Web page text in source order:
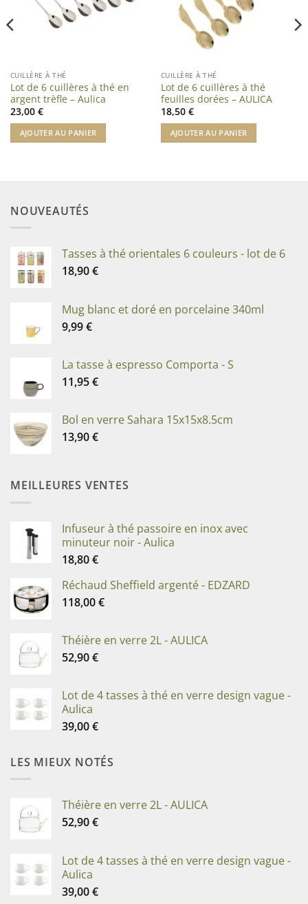
CUILLÈRE À THÉ
Lot de 6 cuillères à thé en
argent trèfle – Aulica
23,00 €
AJOUTER AU PANIER
CUILLÈRE À THÉ
Lot de 6 cuillères à thé
feuilles dorées – AULICA
18,50 €
AJOUTER AU PANIER
NOUVEAUTÉS
Tasses à thé orientales 6 couleurs - lot de 6
18,90€
Mug blanc et doré en porcelaine 340ml
9,99€
La tasse à espresso Comporta - S
11,95€
Bol en verre Sahara 15x15x8.5cm
13,90€
MEILLEURES VENTES
Infuseur à thé passoire en inox avec
minuteur noir - Aulica
18,80€
Réchaud Sheffield argenté - EDZARD
118,00€
Théière en verre 2L - AULICA
52,90€
Lot de 4 tasses à thé en verre design vague -
Aulica
39,00€
LES MIEUX NOTÉS
Théière en verre 2L - AULICA
52,90€
Lot de 4 tasses à thé en verre design vague -
Aulica
39,00€